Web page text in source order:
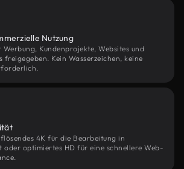
Nutzung
Kundenprojekte, Websites und
Kein Wasserzeichen, keine
4K für die Bearbeitung in
oder optimiertes HD für eine schnellere Web-